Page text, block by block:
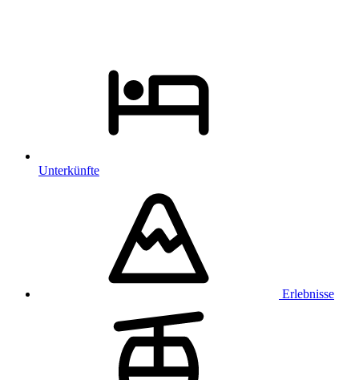
Unterkünfte
Erlebnisse